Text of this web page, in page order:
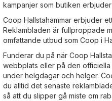
kampanjer som butiken
Coop Hallstahammar erbjuder
Reklambladen är fullproppade
omfattande utbud som Coop i
Funderar du på när Coop
webbplats eller på den
under helgdagar och helger.
du alltid det senaste
så att du slipper gå miste om